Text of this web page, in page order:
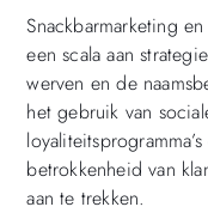
Snackbarmarketing
een scala aan
werven en de
het gebruik van
betrokkenheid van
aan te trekken.